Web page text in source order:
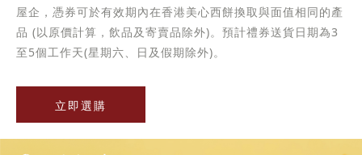
屋企，憑券可於有效期內在香港美心西餅換取與面值相同的產
品 (以原價計算，飲品及寄賣品除外)。預計禮券送貨日期為3
至5個工作天(星期六、日及假期除外)。
立即選購